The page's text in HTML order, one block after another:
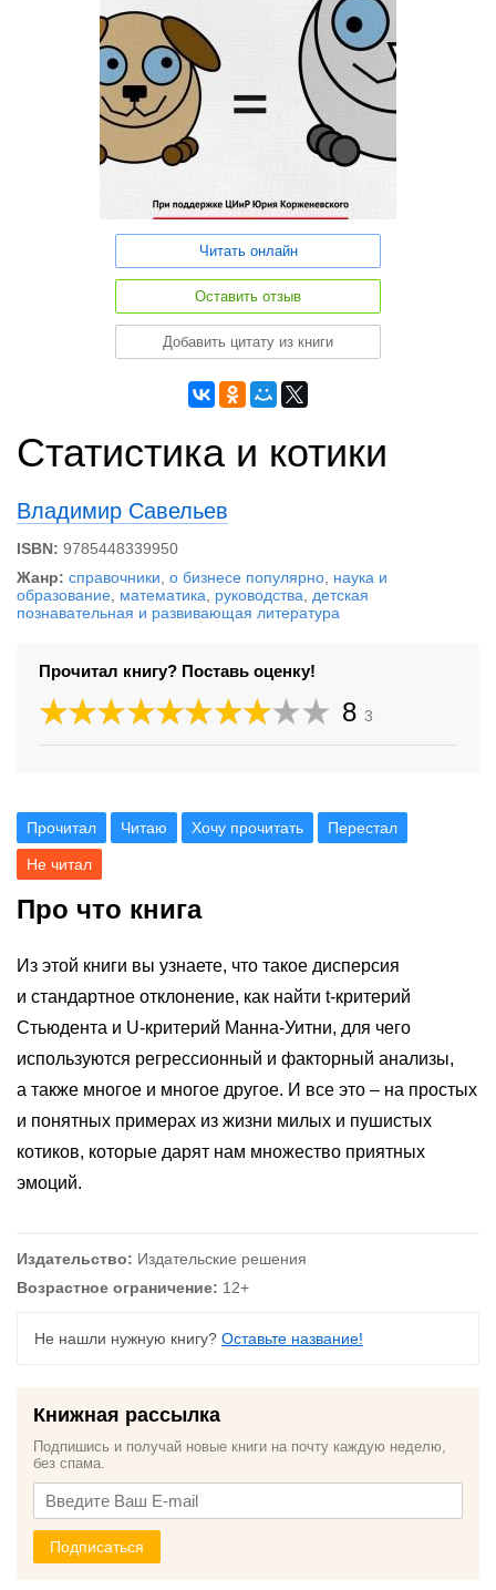
Читать онлайн
Оставить отзыв
Добавить цитату из книги
Статистика и котики
Владимир Савельев
ISBN: 9785448339950
Жанр: справочники о бизнесе популярно наука и
образование математика руководства
детская
познавательная и развивающая литература
Прочитал книгу? Поставь оценку!
8 3
Прочитал Читаю Хочу прочитать Перестал
Не читал
Про что книга
Из этой книги вы узнаете, что такое дисперсия
и стандартное отклонение, как найти t-критерий
Стьюдента и U-критерий Манна-Уитни, для чего
используются регрессионный и факторный анализы,
а также многое и многое другое. И все это – на простых
и понятных примерах из жизни милых и пушистых
котиков, которые дарят нам множество приятных
эмоций.
Издательство: Издательские решения
Возрастное ограничение: 12+
Не нашли нужную книгу? Оставьте название!
Книжная рассылка
Подпишись и получай новые книги на почту каждую неделю,
без спама.
Подписаться